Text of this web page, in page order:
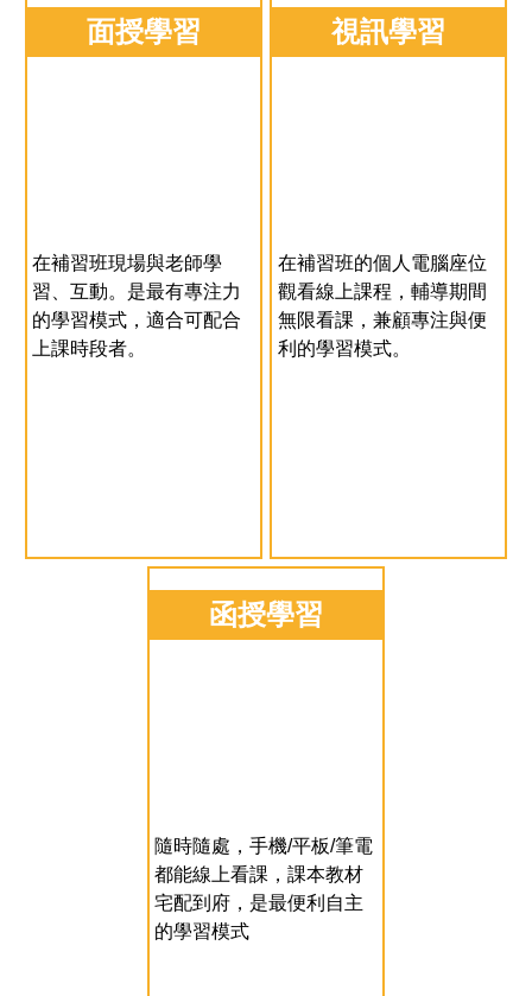
面授學習
在補習班現場與老師學
習、互動。是最有專注力
的學習模式，適合可配合
上課時段者。
視訊學習
在補習班的個人電腦座位
觀看線上課程，輔導期間
無限看課，兼顧專注與便
利的學習模式。
函授學習
隨時隨處，手機/平板/筆電
都能線上看課，課本教材
宅配到府，是最便利自主
的學習模式